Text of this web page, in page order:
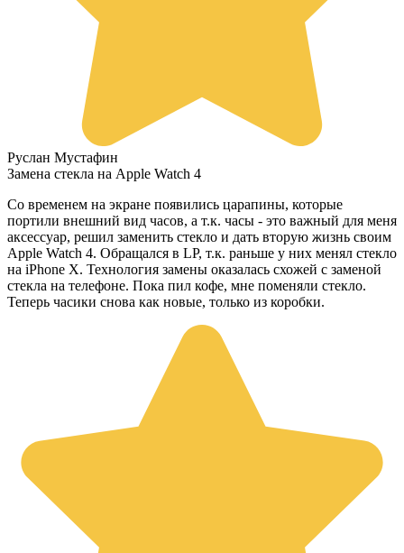
Руслан Мустафин
Замена стекла на Apple Watch 4
Со временем на экране появились царапины, которые
портили внешний вид часов, а т.к. часы - это важный для меня
аксессуар, решил заменить стекло и дать вторую жизнь своим
Apple Watch 4. Обращался в LP, т.к. раньше у них менял стекло
на iPhone X. Технология замены оказалась схожей с заменой
стекла на телефоне. Пока пил кофе, мне поменяли стекло.
Теперь часики снова как новые, только из коробки.